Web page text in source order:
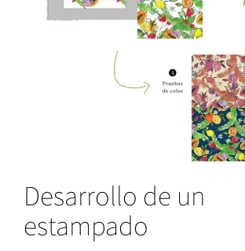
Desarrollo de un
estampado